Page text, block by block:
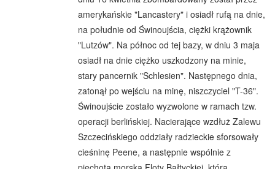
amerykańskie "Lancastery" i osiadł rufą na dnie,
na południe od Świnoujścia, ciężki krążownik
"Lutzów". Na północ od tej bazy, w dniu 3 maja
osiadł na dnie ciężko uszkodzony na minie,
stary pancernik "Schlesien". Następnego dnia,
zatonął po wejściu na minę, niszczyciel "T-36".
Świnoujście zostało wyzwolone w ramach tzw.
operacji berlińskiej. Nacierające wzdłuż Zalewu
Szczecińskiego oddziały radzieckie sforsowały
cieśninę Peene, a następnie wspólnie z